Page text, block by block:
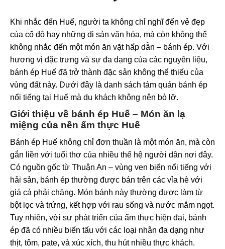
Khi nhắc đến Huế, người ta không chỉ nghĩ đến vẻ đẹp
của cố đô hay những di sản văn hóa, mà còn không thể
không nhắc đến một món ăn vặt hấp dẫn – bánh ép. Với
hương vị đặc trưng và sự đa dạng của các nguyên liệu,
bánh ép Huế đã trở thành đặc sản không thể thiếu của
vùng đất này. Dưới đây là danh sách tám quán bánh ép
nổi tiếng tại Huế mà du khách không nên bỏ lỡ.
Giới thiệu về bánh ép Huế – Món ăn lạ
miệng của nền ẩm thực Huế
Bánh ép Huế không chỉ đơn thuần là một món ăn, mà còn
gắn liền với tuổi thơ của nhiều thế hệ người dân nơi đây.
Có nguồn gốc từ Thuận An – vùng ven biển nổi tiếng với
hải sản, bánh ép thường được bán trên các vỉa hè với
giá cả phải chăng. Món bánh này thường được làm từ
bột lọc và trứng, kết hợp với rau sống và nước mắm ngọt.
Tuy nhiên, với sự phát triển của ẩm thực hiện đại, bánh
ép đã có nhiều biến tấu với các loại nhân đa dạng như
thịt, tôm, pate, và xúc xích, thu hút nhiều thực khách.